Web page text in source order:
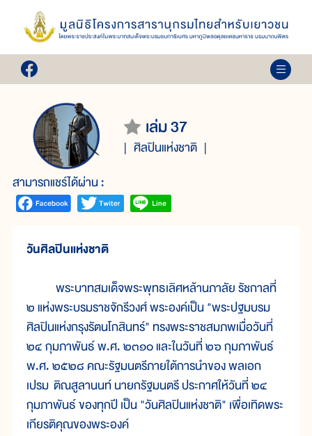
เล่ม 37
ศิลปินแห่งชาติ
สามารถแชร์ได้ผ่าน :
วันศิลปินแห่งชาติ
พระบาทสมเด็จพระพุทธเลิศหล้านภาลัย รัชกาลที่
๒ แห่งพระบรมราชจักรีวงศ์ พระองค์เป็น "พระปฐมบรม
ศิลปินแห่งกรุงรัตนโกสินทร์" ทรงพระราชสมภพเมื่อวันที่
๒๔ กุมภาพันธ์ พ.ศ. ๒๓๑๐ และในวันที่ ๒๖ กุมภาพันธ์
พ.ศ. ๒๕๒๘ คณะรัฐมนตรีภายใต้การนำของ พลเอก
เปรม ติณสูลานนท์ นายกรัฐมนตรี ประกาศให้วันที่ ๒๔
กุมภาพันธ์ ของทุกปี เป็น "วันศิลปินแห่งชาติ" เพื่อเทิดพระ
เกียรติคุณของพระองค์